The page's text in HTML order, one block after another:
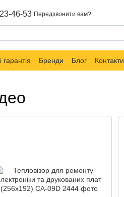
46-53 Передзвонити вам?
гарантія Бренди Блог Контакти